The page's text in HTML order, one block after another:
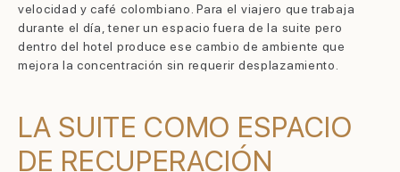
velocidad y café colombiano. Para el viajero que trabaja
durante el día, tener un espacio fuera de la suite pero
dentro del hotel produce ese cambio de ambiente que
mejora la concentración sin requerir desplazamiento.
LA SUITE COMO ESPACIO
DE RECUPERACIÓN